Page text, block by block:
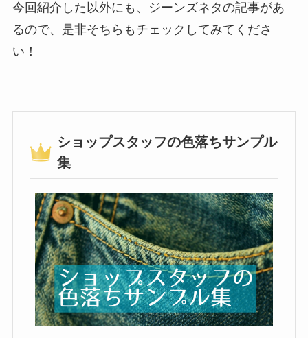
今回紹介した以外にも、ジーンズネタの記事があ
るので、是非そちらもチェックしてみてくださ
い！
ショップスタッフの色落ちサンプル
集